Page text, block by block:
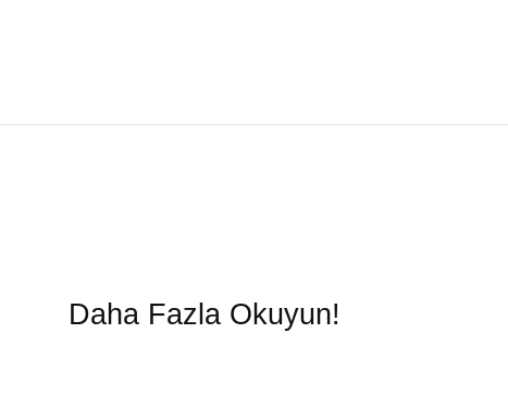
Daha Fazla Okuyun!